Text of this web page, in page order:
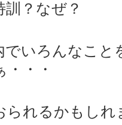
？なぜ？
でいろんなこ
・・
られるかもしれ